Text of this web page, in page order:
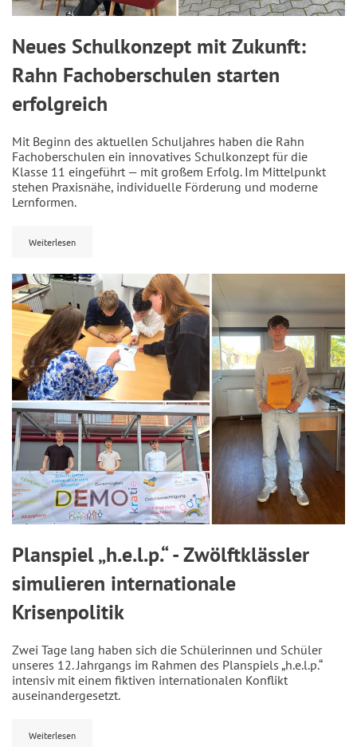
Neues Schulkonzept mit Zukunft:
Rahn Fachoberschulen starten
erfolgreich
Mit Beginn des aktuellen Schuljahres haben die Rahn
Fachoberschulen ein innovatives Schulkonzept für die
Klasse 11 eingeführt — mit großem Erfolg. Im Mittelpunkt
stehen Praxisnähe, individuelle Förderung und moderne
Lernformen.
Weiterlesen
Planspiel „h.e.l.p.“ - Zwölftklässler
simulieren internationale
Krisenpolitik
Zwei Tage lang haben sich die Schülerinnen und Schüler
unseres 12. Jahrgangs im Rahmen des Planspiels „h.e.l.p.“
intensiv mit einem fiktiven internationalen Konflikt
auseinandergesetzt.
Weiterlesen